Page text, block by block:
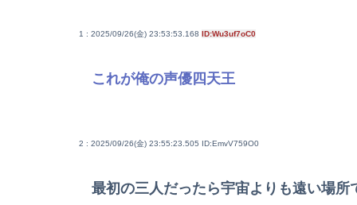
1 : 2025/09/26(金) 23:53:53.168 ID:Wu3uf7oC0
これが俺の声優四天王
2 : 2025/09/26(金) 23:55:23.505 ID:EmvV759O0
最初の三人だったら宇宙よりも遠い場所